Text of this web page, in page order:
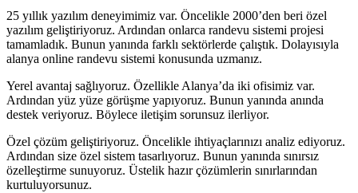
25 yıllık yazılım deneyimimiz var. Öncelikle 2000’den beri özel
yazılım geliştiriyoruz. Ardından onlarca randevu sistemi projesi
tamamladık. Bunun yanında farklı sektörlerde çalıştık. Dolayısıyla
alanya online randevu sistemi konusunda uzmanız.
Yerel avantaj sağlıyoruz. Özellikle Alanya’da iki ofisimiz var.
Ardından yüz yüze görüşme yapıyoruz. Bunun yanında anında
destek veriyoruz. Böylece iletişim sorunsuz ilerliyor.
Özel çözüm geliştiriyoruz. Öncelikle ihtiyaçlarınızı analiz ediyoruz.
Ardından size özel sistem tasarlıyoruz. Bunun yanında sınırsız
özelleştirme sunuyoruz. Üstelik hazır çözümlerin sınırlarından
kurtuluyorsunuz.